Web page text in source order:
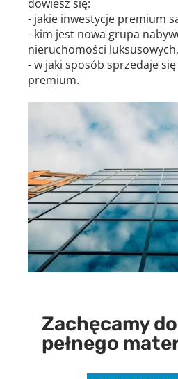
- jakie inwestycje premium
- kim jest nowa grupa
nieruchomości luksusowych,
- w jaki sposób sprzedaje
premium.
Zachęcamy
pełnego